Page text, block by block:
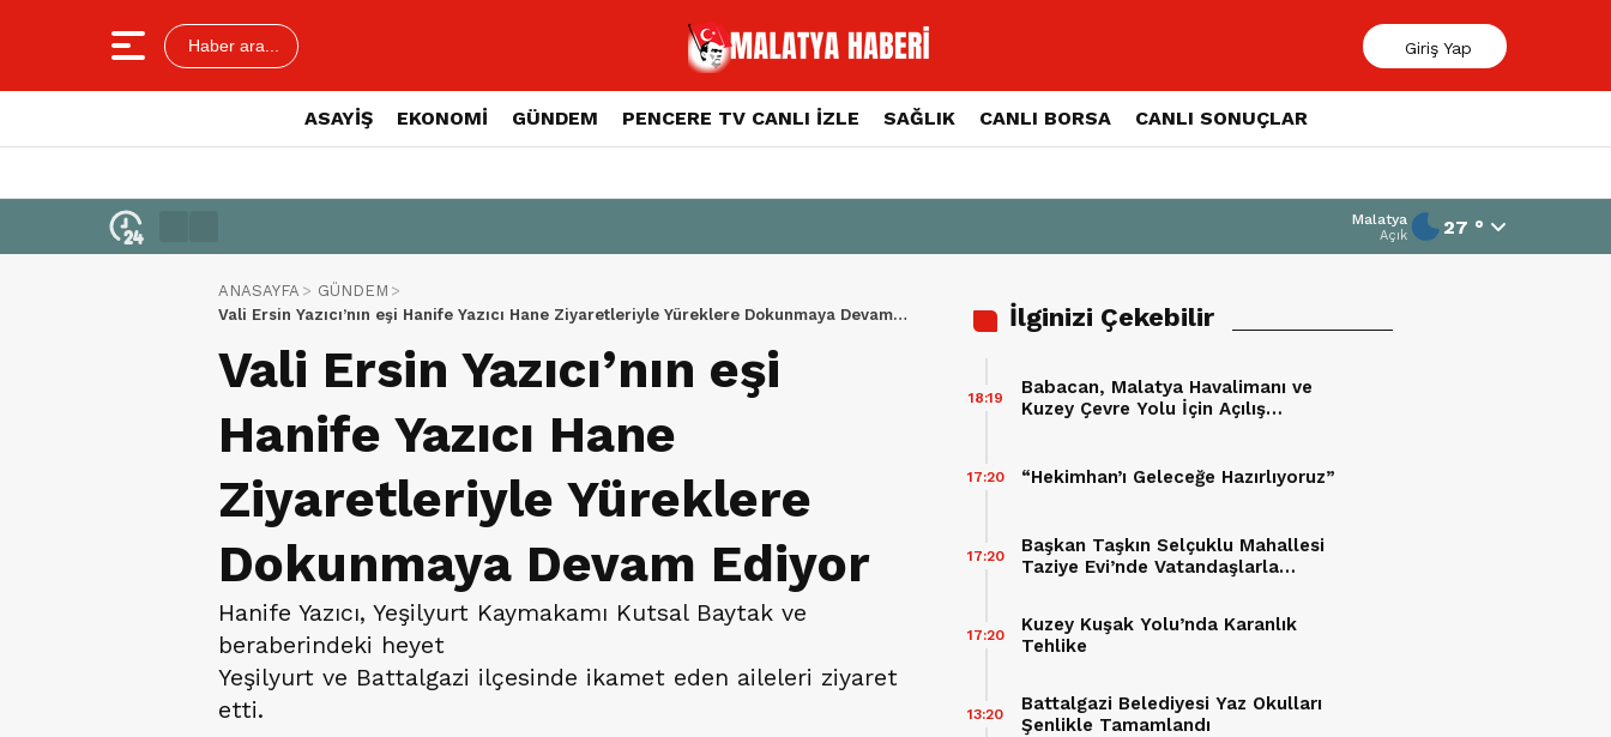
Haber ara... Giriş Yap
ASAYİŞ EKONOMİ GÜNDEM PENCERE TV CANLI İZLE SAĞLIK CANLI BORSA CANLI SONUÇLAR
Malatya
Açık 27 °
ANASAYFA
GÜNDEM
Vali Ersin Yazıcı’nın eşi Hanife Yazıcı Hane Ziyaretleriyle Yüreklere Dokunmaya Devam
Vali Ersin Yazıcı’nın eşi
Hanife Yazıcı Hane
Ziyaretleriyle Yüreklere
Dokunmaya Devam Ediyor
Hanife Yazıcı, Yeşilyurt Kaymakamı Kutsal Baytak ve
beraberindeki heyet
Yeşilyurt ve Battalgazi ilçesinde ikamet eden aileleri ziyaret
etti.
İlginizi Çekebilir
Babacan, Malatya Havalimanı ve
Kuzey Çevre Yolu İçin Açılış
18:19
“Hekimhan’ı Geleceğe Hazırlıyoruz”
17:20
Başkan Taşkın Selçuklu Mahallesi
Taziye Evi’nde Vatandaşlarla
17:20
Kuzey Kuşak Yolu’nda Karanlık
Tehlike
17:20
Battalgazi Belediyesi Yaz Okulları
Şenlikle Tamamlandı
13:20